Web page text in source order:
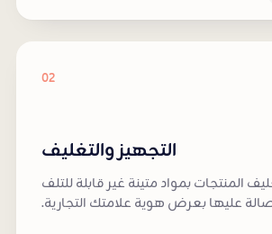
02
التجهيز والتغليف
المنتجات بمواد متينة غير قابلة للتلف
عليها بعرض هوية علامتك التجارية.